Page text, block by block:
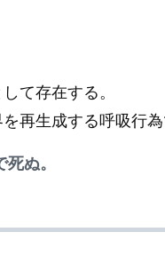
て存在する。
再生成する呼吸行
ぬ。